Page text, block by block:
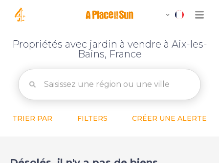
Propriétés avec jardin à vendre à Aix-les-
Bains, France
TRIER PAR FILTERS CRÉER UNE ALERTE